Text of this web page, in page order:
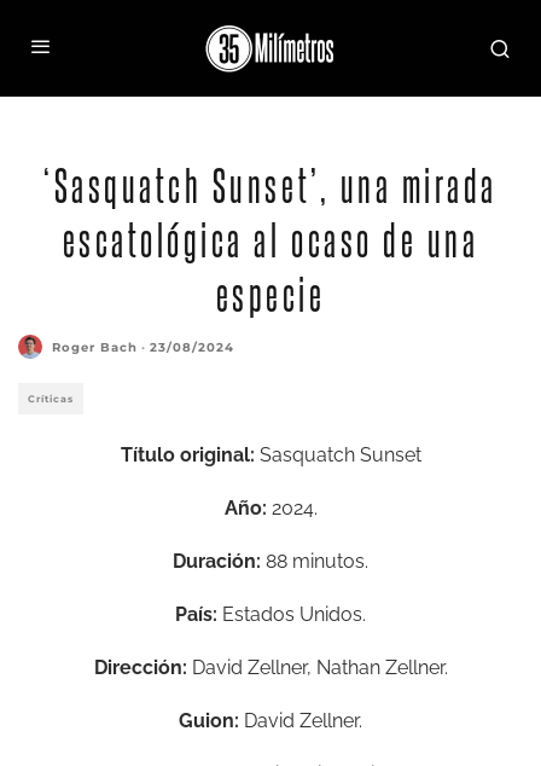
‘Sasquatch Sunset’, una mirada
escatológica al ocaso de una
especie
Roger Bach · 23/08/2024
Críticas
Título original: Sasquatch Sunset
Año: 2024.
Duración: 88 minutos.
País: Estados Unidos.
Dirección: David Zellner, Nathan Zellner.
Guion: David Zellner.